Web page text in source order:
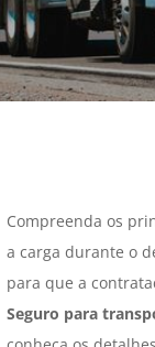
Compreenda os
a carga durante o
para que a
Seguro para